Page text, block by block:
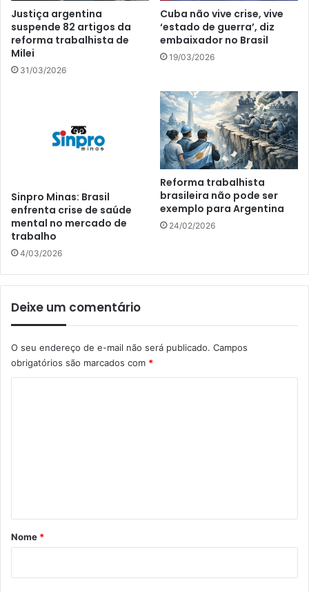
Justiça argentina
suspende 82 artigos da
reforma trabalhista de
Milei
31/03/2026
Cuba não vive crise, vive
‘estado de guerra’, diz
embaixador no Brasil
19/03/2026
Sinpro Minas: Brasil
enfrenta crise de saúde
mental no mercado de
trabalho
4/03/2026
Reforma trabalhista
brasileira não pode ser
exemplo para Argentina
24/02/2026
Deixe um comentário
O seu endereço de e-mail não será publicado. Campos
obrigatórios são marcados com *
rNome *